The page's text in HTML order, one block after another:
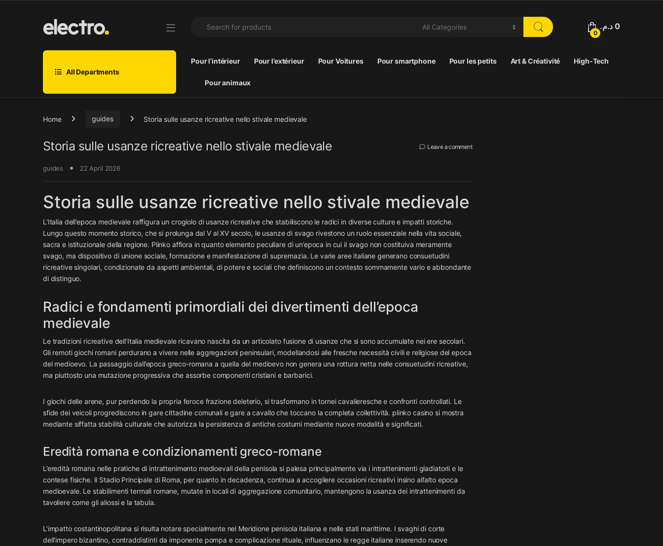
0
0 د.م.
All Departments
Pour l’intérieur Pour l’extérieur Pour Voitures Pour smartphone Pour les petits Art & Créativité High-Tech
Pour animaux
Home guides Storia sulle usanze ricreative nello stivale medievale
Storia sulle usanze ricreative nello stivale medievale Leave a comment
guides 22 April 2026
Storia sulle usanze ricreative nello stivale medievale
L’Italia dell’epoca medievale raffigura un crogiolo di usanze ricreative che stabiliscono le radici in diverse culture e impatti storiche.
Lungo questo momento storico, che si prolunga dal V al XV secolo, le usanze di svago rivestono un ruolo essenziale nella vita sociale,
sacra e istituzionale della regione. Plinko affiora in quanto elemento peculiare di un’epoca in cui il svago non costituiva meramente
svago, ma dispositivo di unione sociale, formazione e manifestazione di supremazia. Le varie aree italiane generano consuetudini
ricreative singolari, condizionate da aspetti ambientali, di potere e sociali che definiscono un contesto sommamente vario e abbondante
di distinguo.
Radici e fondamenti primordiali dei divertimenti dell’epoca
medievale
Le tradizioni ricreative dell’Italia medievale ricavano nascita da un articolato fusione di usanze che si sono accumulate nei ere secolari.
Gli remoti giochi romani perdurano a vivere nelle aggregazioni peninsulari, modellandosi alle fresche necessità civili e religiose del epoca
del medioevo. La passaggio dall’epoca greco-romana a quella del medioevo non genera una rottura netta nelle consuetudini ricreative,
ma piuttosto una mutazione progressiva che assorbe componenti cristiani e barbarici.
I giochi delle arene, pur perdendo la propria feroce frazione deleterio, si trasformano in tornei cavalieresche e confronti controllati. Le
sfide dei veicoli progrediscono in gare cittadine comunali e gare a cavallo che toccano la completa collettività. plinko casino si mostra
mediante siffatta stabilità culturale che autorizza la persistenza di antiche costumi mediante nuove modalità e significati.
Eredità romana e condizionamenti greco-romane
L’eredità romana nelle pratiche di intrattenimento medioevali della penisola si palesa principalmente via i intrattenimenti gladiatorii e le
contese fisiche. Il Stadio Principale di Roma, per quanto in decadenza, continua a accogliere occasioni ricreativi insino all’alto epoca
medioevale. Le stabilimenti termali romane, mutate in locali di aggregazione comunitario, mantengono la usanza dei intrattenimenti da
tavoliere come gli aliossi e la tabula.
L’impatto costantinopolitana si risulta notare specialmente nel Meridione penisola italiana e nelle stati marittime. I svaghi di corte
dell’impero bizantino, contraddistinti da imponente pompa e complicazione rituale, influenzano le regge italiane inserendo nuove